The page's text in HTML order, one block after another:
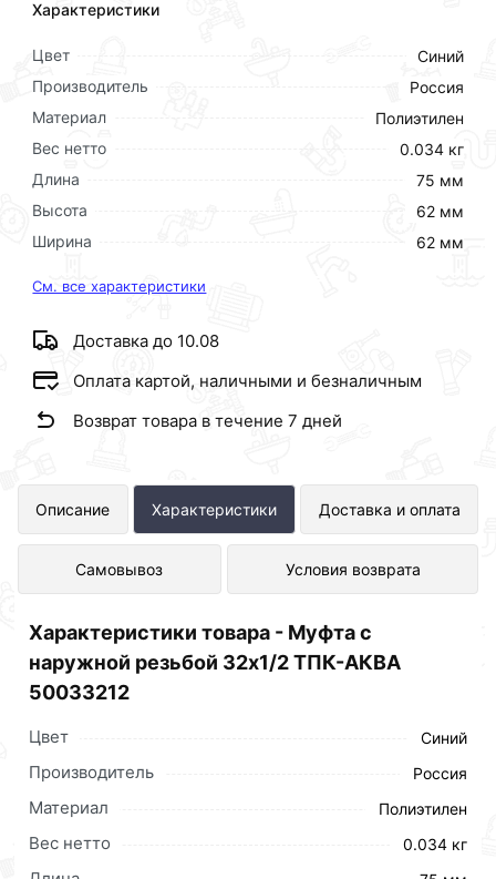
Характеристики
Цвет
Синий
Производитель
Россия
Материал
Полиэтилен
Вес нетто
0.034 кг
Длина
75 мм
Высота
62 мм
Ширина
62 мм
См. все характеристики
Доставка до 10.08
Оплата картой, наличными и безналичным
Возврат товара в течение 7 дней
Описание Характеристики Доставка и оплата
Самовывоз Условия возврата
Муфта с наружной резьбой 32х1/2
ТПК-АКВА 50033212 представлен в
интернет-магазине Сантехника по
Характеристики товара - Муфта с
наружной резьбой 32х1/2 ТПК-АКВА
50033212
Цвет Синий
Производитель Россия
Материал Полиэтилен
Вес нетто 0.034 кг